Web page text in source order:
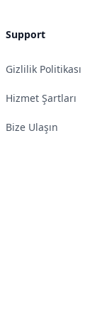
Support
Gizlilik Politikası
Hizmet Şartları
Bize Ulaşın